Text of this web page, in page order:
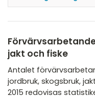
angavs: 414 (från
Totalt antal
diagram 1).
Andel
Svar: D
jakt och fiske
Antalet
jordbruk, skogsbruk,
2015 redovisas